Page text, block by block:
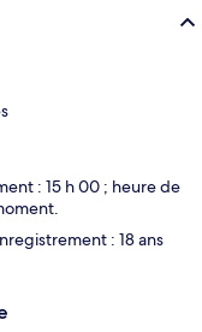
: 15 h 00 ; heure de
: 18 ans